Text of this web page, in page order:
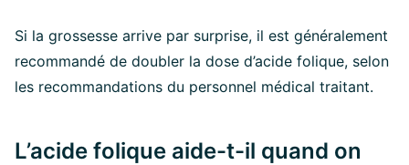
Si la grossesse arrive par surprise, il est généralement
recommandé de doubler la dose d’acide folique, selon
les recommandations du personnel médical traitant.
L’acide folique aide-t-il quand on